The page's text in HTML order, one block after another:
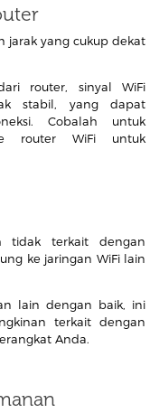
jarak yang cukup dekat
router, sinyal WiFi
stabil, yang dapat
Cobalah untuk
router WiFi untuk
tidak terkait dengan
ke jaringan WiFi lain
lain dengan baik, ini
terkait dengan
Anda.